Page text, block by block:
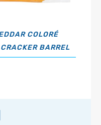
COLORÉ
BARREL